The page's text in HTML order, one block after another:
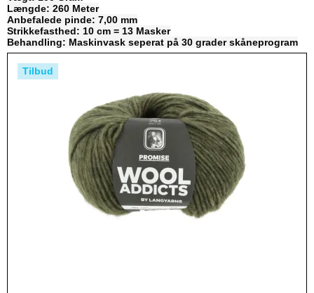
Længde: 260 Meter
Anbefalede pinde: 7,00 mm
Strikkefasthed: 10 cm = 13 Masker
Behandling: Maskinvask seperat på 30 grader skåneprogram
Tilbud